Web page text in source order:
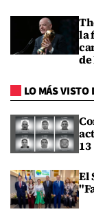
la
de
LO MÁS VISTO
13
El